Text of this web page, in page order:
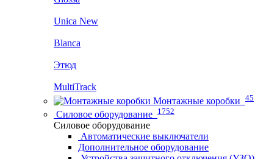
Unica New
Blanca
Этюд
MultiTrack
Монтажные коробки 45
Силовое оборудование 1752
Силовое оборудование
Автоматические выключатели
Дополнительное оборудование